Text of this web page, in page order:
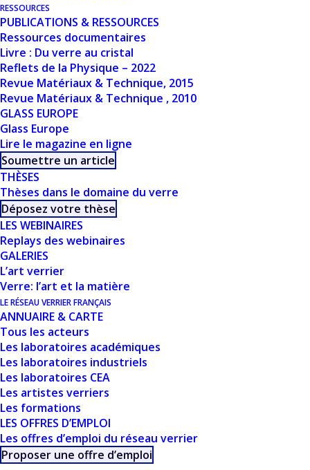
RESSOURCES
PUBLICATIONS & RESSOURCES
Ressources documentaires
Livre : Du verre au cristal
Reflets de la Physique – 2022
Revue Matériaux & Technique, 2015
Revue Matériaux & Technique , 2010
GLASS EUROPE
Glass Europe
Lire le magazine en ligne
Soumettre un article
THÈSES
Thèses dans le domaine du verre
Déposez votre thèse
LES WEBINAIRES
Replays des webinaires
GALERIES
L’art verrier
Verre: l’art et la matière
LE RÉSEAU VERRIER FRANÇAIS
ANNUAIRE & CARTE
Tous les acteurs
Les laboratoires académiques
Les laboratoires industriels
Les laboratoires CEA
Les artistes verriers
Les formations
LES OFFRES D’EMPLOI
Les offres d’emploi du réseau verrier
Proposer une offre d’emploi
D’INTERACTION
EN DYNAMIQUE
MOLÉCULAIRE
CLASSIQUE - M.
SALANNE
CE DOCUMENT FAIT
PARTIE D'UN
ENSEMBLE DE
RESSOURCES
PROPOSÉES SUR
NOTRE SITE
USTVERRE.FR